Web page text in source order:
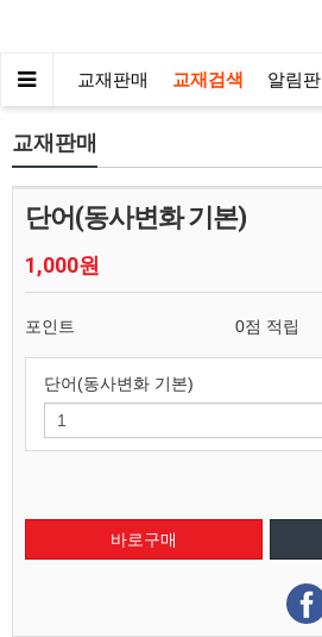
교재판매 교재검색 알림판
교재판매
단어(동사변화 기본)
1,000원
포인트 0점 적립
단어(동사변화 기본)